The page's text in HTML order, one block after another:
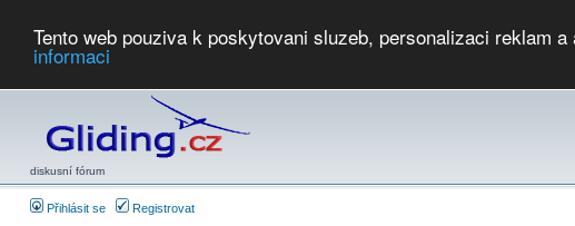
Tento web pouziva k poskytovani sluzeb, personalizaci reklam
informaci
diskusní fórum
Přihlásit se Registrovat